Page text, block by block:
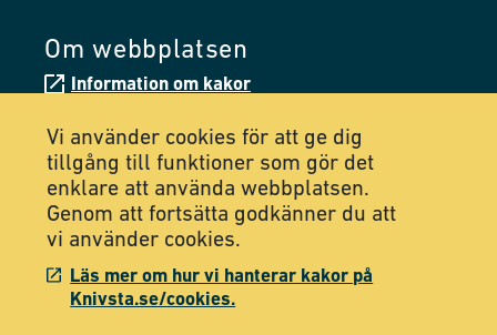
Om webbplatsen
Information om kakor
Tillgänglighetsredogörelse
Följ oss på Facebook
Följ oss på Instagram
Vi använder cookies för att ge dig
tillgång till funktioner som gör det
enklare att använda webbplatsen.
Genom att fortsätta godkänner du att
vi använder cookies.
Läs mer om hur vi hanterar kakor på
Knivsta.se/cookies.